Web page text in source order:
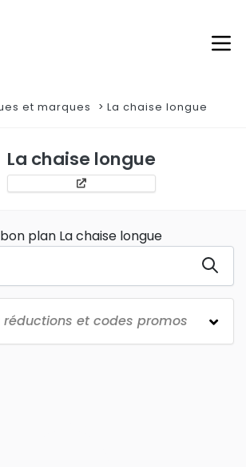
et marques La chaise longue
La chaise longue
plan La chaise longue
réductions et codes promos